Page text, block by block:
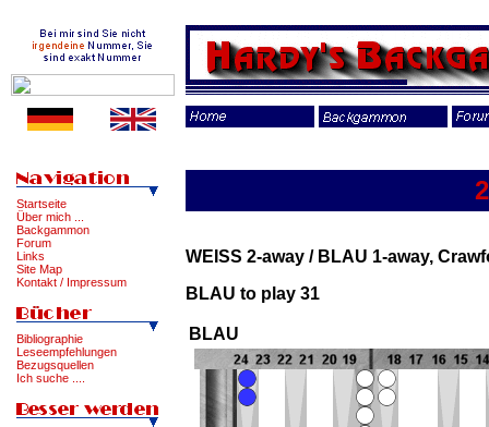
Startseite
Über mich ...
Backgammon
Forum
Links
Site Map
Kontakt / Impressum
Bibliographie
Leseempfehlungen
Bezugsquellen
Ich suche ....
WEISS 2-away / BLAU 1-away,
BLAU to play 31
BLAU